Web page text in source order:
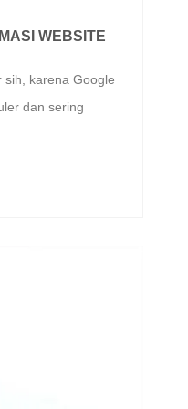
WEBSITE
sih, karena Google
dan sering